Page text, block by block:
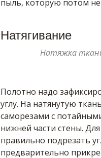
пыль, которую потом не
Натягивание
Натяжка
Полотно надо
углу. На натянутую
саморезами с
нижней части стены.
правильно подрезать
предварительно